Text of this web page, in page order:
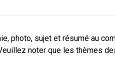
photo, sujet et résumé au
noter que les thèmes